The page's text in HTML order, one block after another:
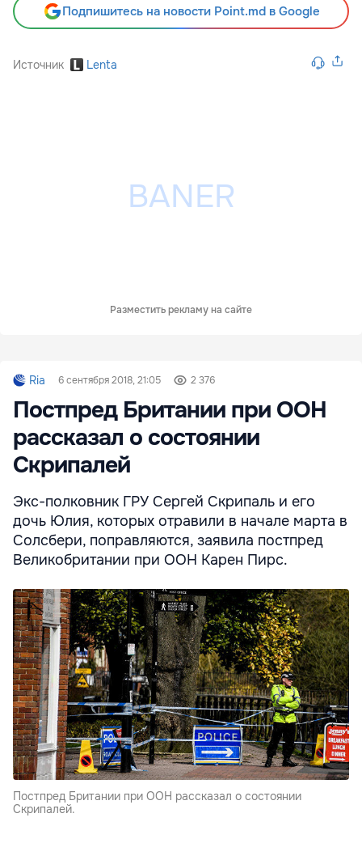
Подпишитесь на новости Point.md в Google
Источник Lenta
Разместить рекламу на сайте
Ria 6 сентября 2018, 21:05 2 376
Постпред Британии при ООН
рассказал о состоянии
Скрипалей
Экс-полковник ГРУ Сергей Скрипаль и его
дочь Юлия, которых отравили в начале марта в
Солсбери, поправляются, заявила постпред
Великобритании при ООН Карен Пирс.
Постпред Британии при ООН рассказал о состоянии
Скрипалей.